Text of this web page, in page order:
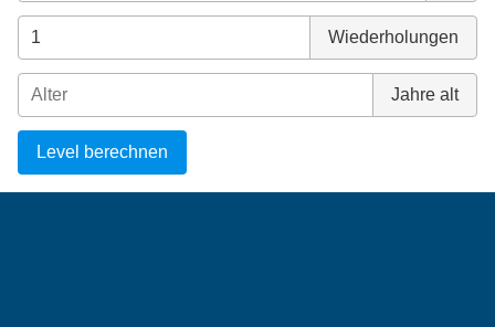
Wiederholungen
Jahre alt
Level berechnen